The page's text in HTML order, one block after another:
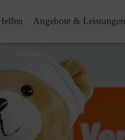
Angebote & Leistungen